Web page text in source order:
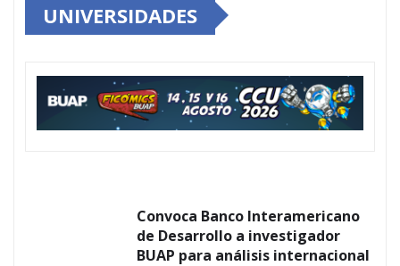
UNIVERSIDADES
Convoca Banco Interamericano
de Desarrollo a investigador
BUAP para análisis internacional